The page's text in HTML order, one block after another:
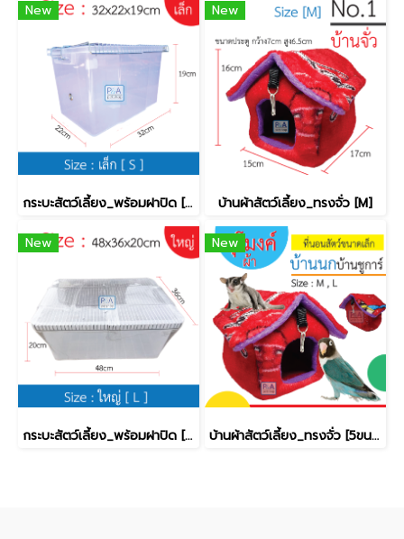
New
กระบะสัตว์เลี้ยง_พร้อมฝาปิด [เล็ก]
New
บ้านผ้าสัตว์เลี้ยง_ทรงจั่ว [M]
New
กระบะสัตว์เลี้ยง_พร้อมฝาปิด [ใหญ่]
New
บ้านผ้าสัตว์เลี้ยง_ทรงจั่ว [5ขนาด]